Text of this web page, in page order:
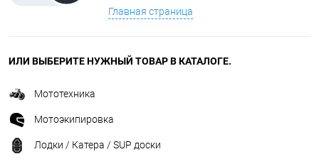
Главная страница
ИЛИ ВЫБЕРИТЕ НУЖНЫЙ ТОВАР В КАТАЛОГЕ.
Мототехника
Мотоэкипировка
Лодки / Катера / SUP доски